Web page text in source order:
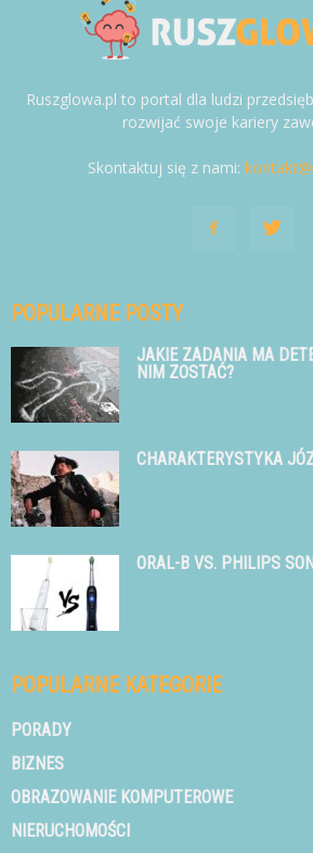
Ruszglowa.pl to portal dla ludzi
rozwijać swoje kariery
Skontaktuj się z nami:
POPULARNE POSTY
JAKIE ZADANIA MA
NIM ZOSTAĆ?
CHARAKTERYSTYKA
ORAL-B VS. PHILIPS
POPULARNE KATEGORIE
PORADY
BIZNES
OBRAZOWANIE KOMPUTEROWE
NIERUCHOMOŚCI